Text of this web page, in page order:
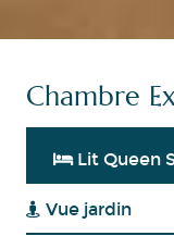
Chambre
Lit Queen
Vue jardin